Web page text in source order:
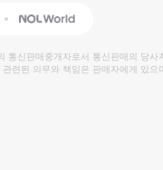
Interpark Global
통신판매중개자로서 통신판매의 당사
련된 의무와 책임은 판매자에게 있으